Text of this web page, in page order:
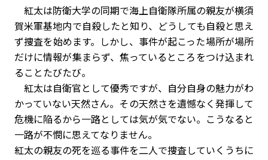
紅太は防衛大学の同期で海上自衛隊所属の親友が横須
賀米軍基地内で自殺したと知り、どうしても自殺と思え
ず捜査を始めます。しかし、事件が起こった場所が場所
だけに情報が集まらず、焦っているところをつけ込まれ
ることたびたび。
紅太は自衛官として優秀ですが、自分自身の魅力がわ
かっていない天然さん。その天然さを遺憾なく発揮して
危機に陥るから一路としては気が気でない。こうなると
一路が不憫に思えてなりません。
紅太の親友の死を巡る事件を二人で捜査していくうちに